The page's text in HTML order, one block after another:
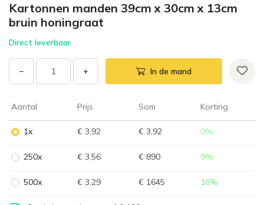
Kartonnen manden 39cm x 30cm x 13cm
bruin honingraat
Direct leverbaar
− + In de mand
Aantal Prijs Som Korting
1x € 3,92 € 3,92 0%
250x € 3,56 € 890 9%
500x € 3,29 € 1645 16%